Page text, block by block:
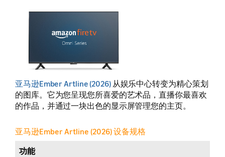
亚马逊Ember Artline (2026)从娱乐中心转变为精心策划
的图库。它为您呈现您所喜爱的艺术品，直播你最喜欢
的作品，并通过一块出色的显示屏管理您的主页。
亚马逊Ember Artline (2026) 设备规格
功能